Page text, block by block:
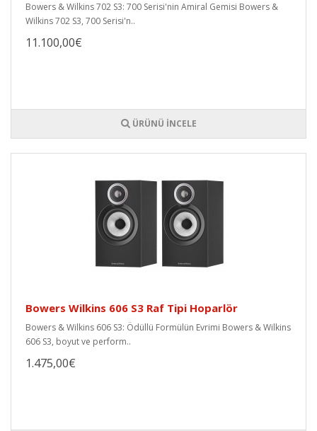
Bowers & Wilkins 702 S3: 700 Serisi'nin Amiral Gemisi Bowers &
Wilkins 702 S3, 700 Serisi'n..
11.100,00€
ÜRÜNÜ İNCELE
Bowers Wilkins 606 S3 Raf Tipi Hoparlör
Bowers & Wilkins 606 S3: Ödüllü Formülün Evrimi Bowers & Wilkins
606 S3, boyut ve perform..
1.475,00€